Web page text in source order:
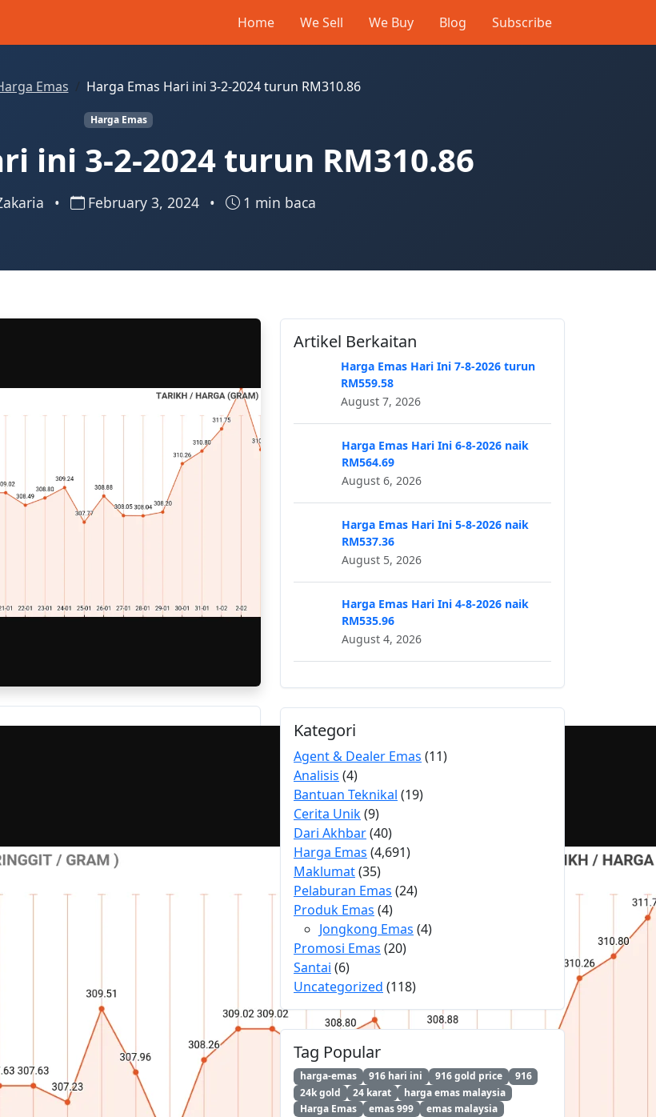
Home We Sell We Buy Blog Subscribe
Emas Harga Emas Hari ini 3-2-2024 turun RM310.86
Harga Emas
ini 3-2-2024 turun RM310.86
• February 3, 2024 • 1 min baca
Artikel Berkaitan
Harga Emas Hari Ini 7-8-2026 turun
RM559.58
August 7, 2026
Harga Emas Hari Ini 6-8-2026 naik
RM564.69
August 6, 2026
Harga Emas Hari Ini 5-8-2026 naik
RM537.36
August 5, 2026
Harga Emas Hari Ini 4-8-2026 naik
RM535.96
August 4, 2026
Kategori
Agent & Dealer Emas (11)
Analisis (4)
Bantuan Teknikal (19)
Cerita Unik(9)
Dari Akhbar(40)
Harga Emas (4,691)
Maklumat(35)
Pelaburan Emas (24)
Produk Emas (4)
Jongkong Emas (4)
Promosi Emas (20)
Santai (6)
Uncategorized (118)
Tag Popular
harga-emas 916 hari ini 916 gold price
916
24k gold
24 karat
harga emas malaysia
Harga Emas
emas 999
emas malaysia